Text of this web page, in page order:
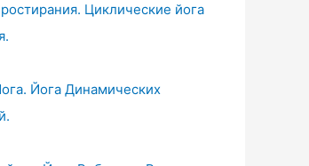
Циклические йога
Йога Динамических